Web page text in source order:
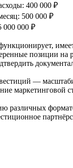
400 000 ₽
500 000 ₽
000 000 ₽
позиции на
—
маркетинговой
различных